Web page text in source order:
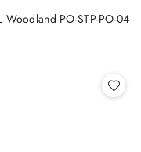
Woodland PO-STP-PO-04